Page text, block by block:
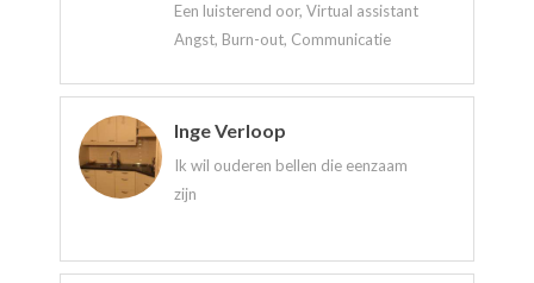
Een luisterend oor, Virtual assistant
Angst, Burn-out, Communicatie
Inge Verloop
Ik wil ouderen bellen die eenzaam
zijn